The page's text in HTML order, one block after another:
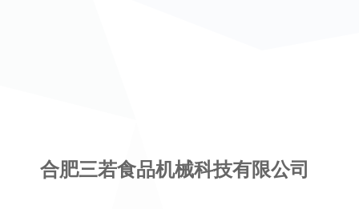
合肥三若食品机械科技有限公司